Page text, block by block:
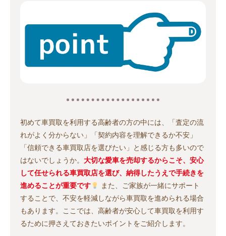
初めて車買取を利用する高齢者の方の中には、「査定の流
れがよく分からない」「契約内容を理解できるか不安」
「信頼できる車買取店を選びたい」と感じる方も多いので
はないでしょうか。 大切な愛車を売却するからこそ、安心
して任せられる車買取店を選び、納得したうえで手続きを
進めることが重要です
また、ご家族が一緒にサポート
することで、不安を軽減しながら車買取を進められる場合
もあります。ここでは、高齢者が安心して車買取を利用す
るために押さえておきたいポイントをご紹介します。